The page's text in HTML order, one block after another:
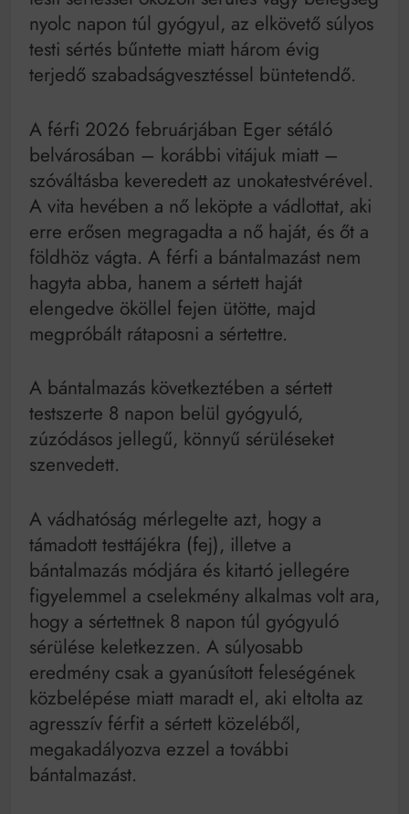
nyolc napon túl gyógyul, az elkövető súlyos
testi sértés bűntette miatt három évig
terjedő szabadságvesztéssel büntetendő.
A férfi 2026 februárjában Eger sétáló
belvárosában – korábbi vitájuk miatt –
szóváltásba keveredett az unokatestvérével.
A vita hevében a nő leköpte a vádlottat, aki
erre erősen megragadta a nő haját, és őt a
földhöz vágta. A férfi a bántalmazást nem
hagyta abba, hanem a sértett haját
elengedve ököllel fejen ütötte, majd
megpróbált rátaposni a sértettre.
A bántalmazás következtében a sértett
testszerte 8 napon belül gyógyuló,
zúzódásos jellegű, könnyű sérüléseket
szenvedett.
A vádhatóság mérlegelte azt, hogy a
támadott testtájékra (fej), illetve a
bántalmazás módjára és kitartó jellegére
figyelemmel a cselekmény alkalmas volt ara,
hogy a sértettnek 8 napon túl gyógyuló
sérülése keletkezzen. A súlyosabb
eredmény csak a gyanúsított feleségének
közbelépése miatt maradt el, aki eltolta az
agresszív férfit a sértett közeléből,
megakadályozva ezzel a további
bántalmazást.